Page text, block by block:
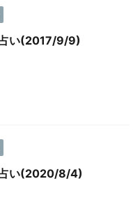
い(2017/9/9)
い(2020/8/4)